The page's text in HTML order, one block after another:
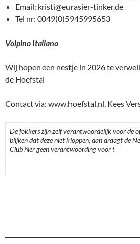
Email: kristi@eurasier-tinker.de
Tel nr: 0049(0)5945995653
Volpino Italiano
Wij hopen een nestje in 2026 te
de Hoefstal
Contact via: www.hoefstal.nl, Kees
De fokkers zijn zelf verantwoordelijk voor de
blijken dat deze niet kloppen, dan draagt de
Club hier geen verantwoording voor !